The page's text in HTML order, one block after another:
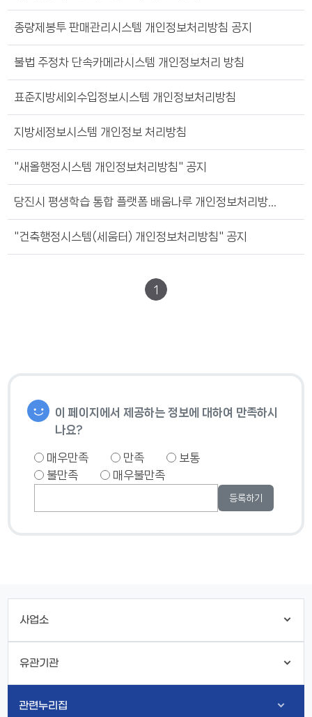
종량제봉투 판매관리시스템 개인정보처리방침 공지
불법 주정차 단속카메라시스템 개인정보처리 방침
표준지방세외수입정보시스템 개인정보처리방침
지방세정보시스템 개인정보 처리방침
"새올행정시스템 개인정보처리방침" 공지
"건축행정시스템(세움터) 개인정보처리방침" 공지
1
이 페이지에서 제공하는 정보에 대하여 만족하시
나요?
매우만족 만족
보통
불만족
매우불만족
사업소
유관기관
관련누리집